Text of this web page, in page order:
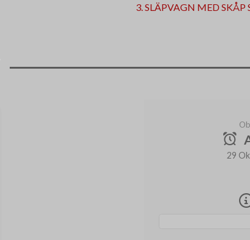
3. SLÄPVAGN MED SKÅP
29